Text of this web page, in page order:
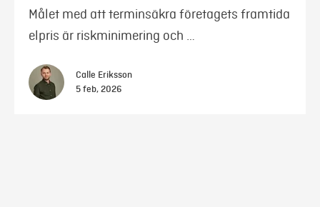
Målet med att terminsäkra företagets framtida
elpris är riskminimering och …
Calle Eriksson
5 feb, 2026